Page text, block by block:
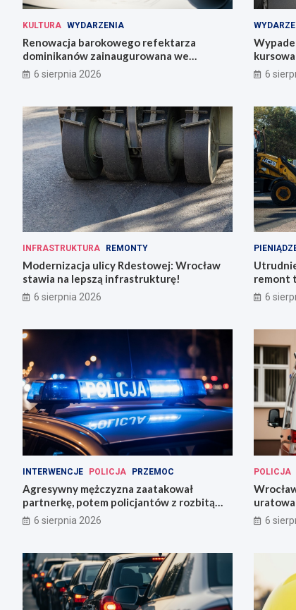
KULTURA WYDARZENIA
Renowacja barokowego refektarza
dominikanów zainaugurowana we
Wrocławiu
6 sierpnia 2026 6
INFRASTRUKTURA REMONTY
Modernizacja ulicy Rdestowej: Wrocław
stawia na lepszą infrastrukturę!
6 sierpnia 2026
remont
6
INTERWENCJE POLICJA PRZEMOC
Agresywny mężczyzna zaatakował
partnerkę, potem policjantów z rozbitą
butelką
6 sierpnia 2026
POLICJA
6